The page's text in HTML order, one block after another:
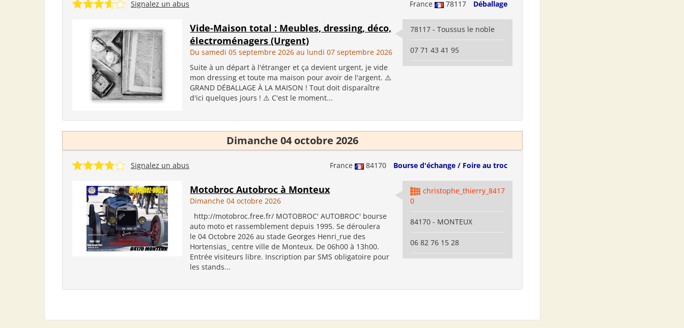
France 78117 Déballage
Signalez un abus
Vide-Maison total : Meubles, dressing, déco,
électroménagers (Urgent)
Du samedi 05 septembre 2026 au lundi 07 septembre 2026
Suite à un départ à l'étranger et ça devient urgent, je vide
mon dressing et toute ma maison pour avoir de l'argent. ⚠️
GRAND DÉBALLAGE À LA MAISON ! Tout doit disparaître
d'ici quelques jours ! ⚠️ C'est le moment...
78117 - Toussus le noble
07 71 43 41 95
Dimanche 04 octobre 2026
France 84170 Bourse d'échange / Foire au troc
Signalez un abus
Motobroc Autobroc à Monteux
Dimanche 04 octobre 2026
http://motobroc.free.fr/ MOTOBROC' AUTOBROC' bourse
auto moto et rassemblement depuis 1995. Se déroulera
le 04 Octobre 2026 au stade Georges Henri_rue des
Hortensias_ centre ville de Monteux. De 06h00 à 13h00.
Entrée visiteurs libre. Inscription par SMS obligatoire pour
les stands...
christophe_thierry_8417
0
84170 - MONTEUX
06 82 76 15 28